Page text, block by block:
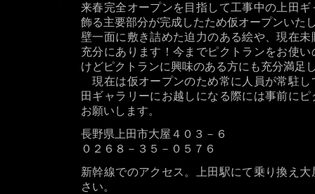
来春完全オープンを目指して工事中の上田
飾る主要部分が完成したため仮オープンいた
壁一面に敷き詰めた迫力のある絵や、現在
充分にあります！今までピクトランをお使
けどピクトランに興味のある方にも充分満足
現在は仮オープンのため常に人員が常駐し
田ギャラリーにお越しになる際には事前に
お願いします。
長野県上田市大屋４０３－６
０２６８－３５－０５７６
新幹線でのアクセス。上田駅にて乗り換え
さい。